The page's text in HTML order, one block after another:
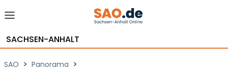
SACHSEN-ANHALT
SAO > Panorama >